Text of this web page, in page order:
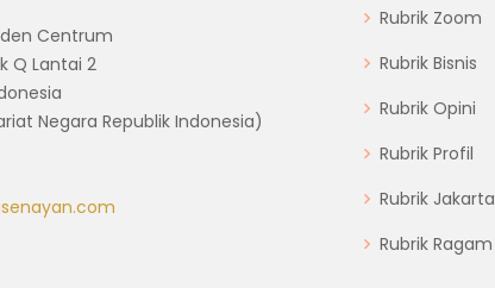
Centrum
Q Lantai 2
Negara Republik Indonesia)
Rubrik Zoom
Rubrik Bisnis
Rubrik Opini
Rubrik Profil
Rubrik Jakarta
Rubrik Ragam